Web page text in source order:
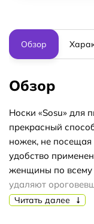
Обзор
Обзор
Носки «Sosu» для
прекрасный
ножек, не
удобство
женщины по всему
удаляют
упругость и
Читать далее